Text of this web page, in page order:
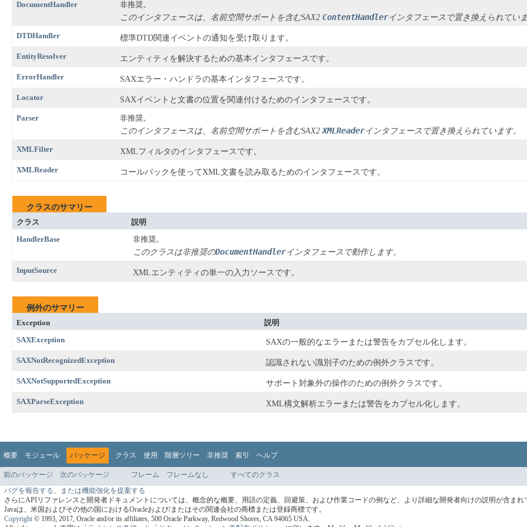
DocumentHandler
非推奨。
このインタフェースは、名前空間サポートを含むSAX2 ContentHandlerインタフェースで置き換えられてい
DTDHandler 標準DTD関連イベントの通知を受け取ります。
EntityResolver エンティティを解決するための基本インタフェースです。
ErrorHandler SAXエラー・ハンドラの基本インタフェースです。
Locator SAXイベントと文書の位置を関連付けるためのインタフェースです。
Parser
非推奨。
このインタフェースは、名前空間サポートを含むSAX2 XMLReaderインタフェースで置き換えられています。
XMLFilter XMLフィルタのインタフェースです。
XMLReader コールバックを使ってXML文書を読み取るためのインタフェースです。
クラスのサマリー
クラス
説明
HandlerBase
非推奨。
このクラスは非推奨のDocumentHandlerインタフェースで動作します。
InputSource XMLエンティティの単一の入力ソースです。
例外のサマリー
Exception
説明
SAXException
SAXの一般的なエラーまたは警告をカプセル化します。
SAXNotRecognizedException 認識されない識別子のための例外クラスです。
SAXNotSupportedException サポート対象外の操作のための例外クラスです。
SAXParseException XML構文解析エラーまたは警告をカプセル化します。
概要 モジュール パッケージ クラス 使用 階層ツリー 非推奨 索引 ヘルプ
前のパッケージ 次のパッケージ フレーム フレームなし すべてのクラス
バグを報告する、または機能強化を提案する
さらにAPIリファレンスと開発者ドキュメントについては、概念的な概要、用語の定義、回避策、および作業コードの例など、より詳細な開発者向けの説明が含まれ
Javaは、米国およびその他の国におけるOracleおよび/またはその関連会社の商標または登録商標です。
Copyright © 1993, 2017, Oracle and/or its affiliates, 500 Oracle Parkway, Redwood Shores, CA 94065 USA.